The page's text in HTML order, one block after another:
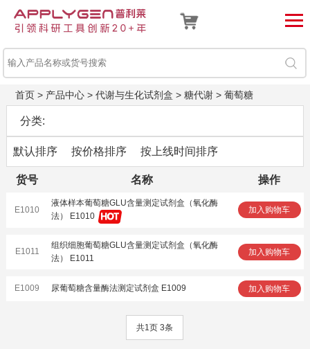
首页> 产品中心> 代谢与生化试剂盒 > 糖代谢> 葡萄糖
分类:
默认排序 按价格排序 按上线时间排序
货号 名称 操作
E1010
液体样本葡萄糖GLU含量测定试剂盒（氧化酶
法） E1010
加入购物车
E1011
组织细胞葡萄糖GLU含量测定试剂盒（氧化酶
法） E1011
加入购物车
E1009 尿葡萄糖含量酶法测定试剂盒 E1009 加入购物车
共1页 3条